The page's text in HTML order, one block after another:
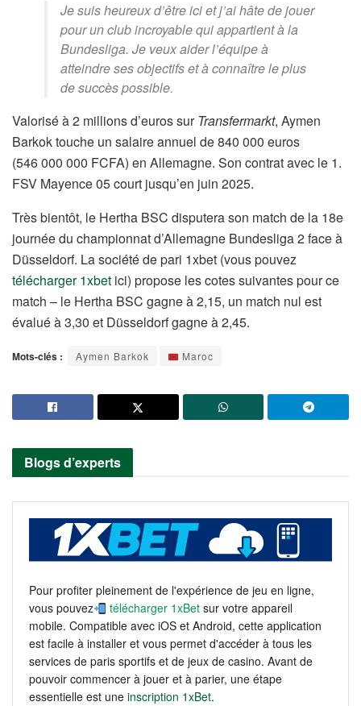
Je suis heureux d’être ici et j’ai hâte de jouer
pour un club incroyable qui appartient à la
Bundesliga. Je veux aider l’équipe à
atteindre ses objectifs et à connaître le plus
de succès possible.
Valorisé à 2 millions d’euros sur Transfermarkt, Aymen
Barkok touche un salaire annuel de 840 000 euros
(546 000 000 FCFA) en Allemagne. Son contrat avec le 1.
FSV Mayence 05 court jusqu’en juin 2025.
Très bientôt, le Hertha BSC disputera son match de la 18e
journée du championnat d’Allemagne Bundesliga 2 face à
Düsseldorf. La société de pari 1xbet (vous pouvez
télécharger 1xbet ici) propose les cotes suivantes pour ce
match – le Hertha BSC gagne à 2,15, un match nul est
évalué à 3,30 et Düsseldorf gagne à 2,45.
Mots-clés : Aymen Barkok Maroc
Blogs d’experts
Pour profiter pleinement de l'expérience de jeu en ligne,
vous pouvez
télécharger 1xBet sur votre appareil
mobile. Compatible avec iOS et Android, cette application
est facile à installer et vous permet d'accéder à tous les
services de paris sportifs et de jeux de casino. Avant de
pouvoir commencer à jouer et à parier, une étape
essentielle est une inscription 1xBet.